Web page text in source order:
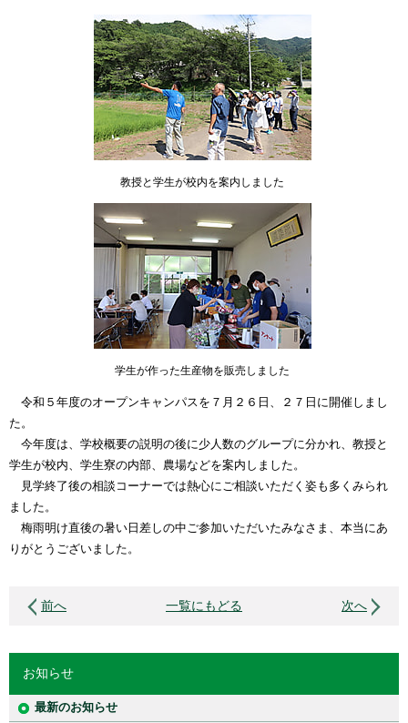
教授と学生が校内を案内しました
学生が作った生産物を販売しました
令和５年度のオープンキャンパスを７月２６日、２７日に開催しまし
た。
今年度は、学校概要の説明の後に少人数のグループに分かれ、教授と
学生が校内、学生寮の内部、農場などを案内しました。
見学終了後の相談コーナーでは熱心にご相談いただく姿も多くみられ
ました。
梅雨明け直後の暑い日差しの中ご参加いただいたみなさま、本当にあ
りがとうございました。
前へ 一覧にもどる 次へ
お知らせ
最新のお知らせ